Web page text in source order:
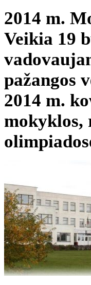
2014 m.
Veikia 19
pažangos
2014 m.
mokyklos,